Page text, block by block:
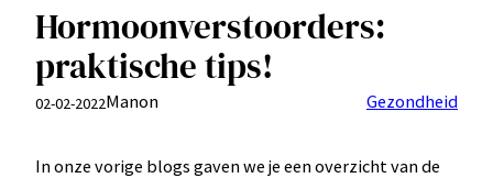
Hormoonverstoorders:
praktische tips!
02-02-2022Manon Gezondheid
In onze vorige blogs gaven we je een overzicht van de